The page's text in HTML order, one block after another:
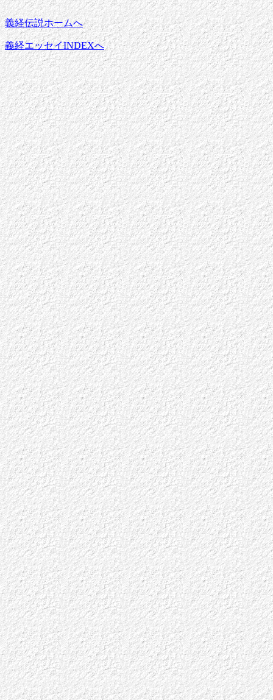
義経伝説ホームへ
義経エッセイINDEXへ